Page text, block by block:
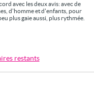
avec les deux avis: avec de
d'homme et d'enfants, pour
plus gaie aussi, plus rythmée.
restants